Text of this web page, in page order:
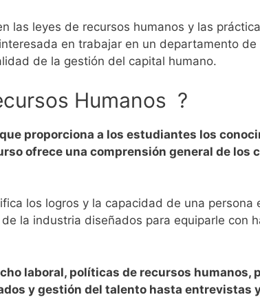
las leyes de recursos humanos y las
en trabajar en un departamento de
de la gestión del capital humano.
Humanos ?
proporciona a los estudiantes los
ofrece una comprensión general de los
los logros y la capacidad de una persona
la industria diseñados para equiparle con
laboral, políticas de recursos humanos,
y gestión del talento hasta entrevistas